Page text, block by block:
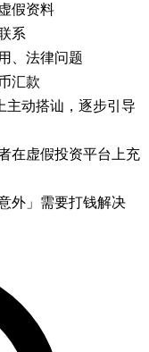
假资料
系
、法律问题
汇款
主动搭讪，逐步引导
在虚假投资平台上充
外」需要打钱解决